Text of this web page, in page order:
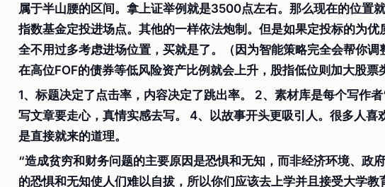
属于半山腰的区间。拿上证举例就是3500点左右。那么现在的位置
指数基金定投进场点。其他的一样依法炮制。但是如果定投标的为优
全不用过多考虑进场位置，买就是了。（因为智能策略完全会帮你调
在高位FOF的债券等低风险资产比例就会上升，股指低位则加大股票
1、标题决定了点击率，内容决定了跳出率。 2、素材库是每个写作者
写文章要走心，真情实感去写。 4、以故事开头更吸引人。很多人喜
是直接就来的道理。
“造成贫穷和财务问题的主要原因是恐惧和无知，而非经济环境、政
的恐惧和无知使人们难以自拔，所以你们应该去上学并且接受大学教